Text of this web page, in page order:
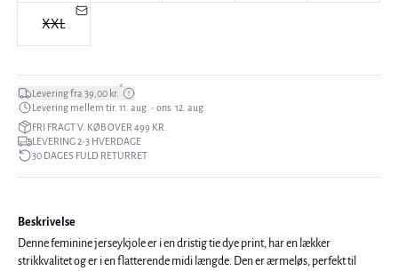
XXL
Levering fra 39,00 kr.*
Levering mellem tir. 11. aug. - ons. 12. aug.
FRI FRAGT V. KØB OVER 499 KR.
LEVERING 2-3 HVERDAGE
30 DAGES FULD RETURRET
Beskrivelse
Denne feminine jerseykjole er i en dristig tie dye print, har en lækker
strikkvalitet og er i en flatterende midi længde. Den er ærmeløs, perfekt til